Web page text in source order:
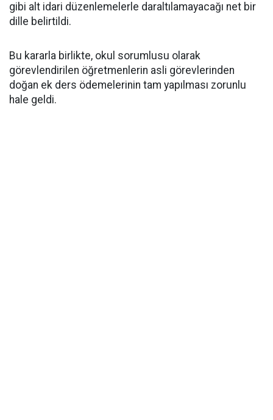
gibi alt idari düzenlemelerle daraltılamayacağı net bir
dille belirtildi.
​Bu kararla birlikte, okul sorumlusu olarak
görevlendirilen öğretmenlerin asli görevlerinden
doğan ek ders ödemelerinin tam yapılması zorunlu
hale geldi.